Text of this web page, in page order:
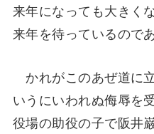
来年になっても大きく
来年を待っているのであ
かれがこのあぜ道に
いうにいわれぬ侮辱を
役場の助役の子で阪井